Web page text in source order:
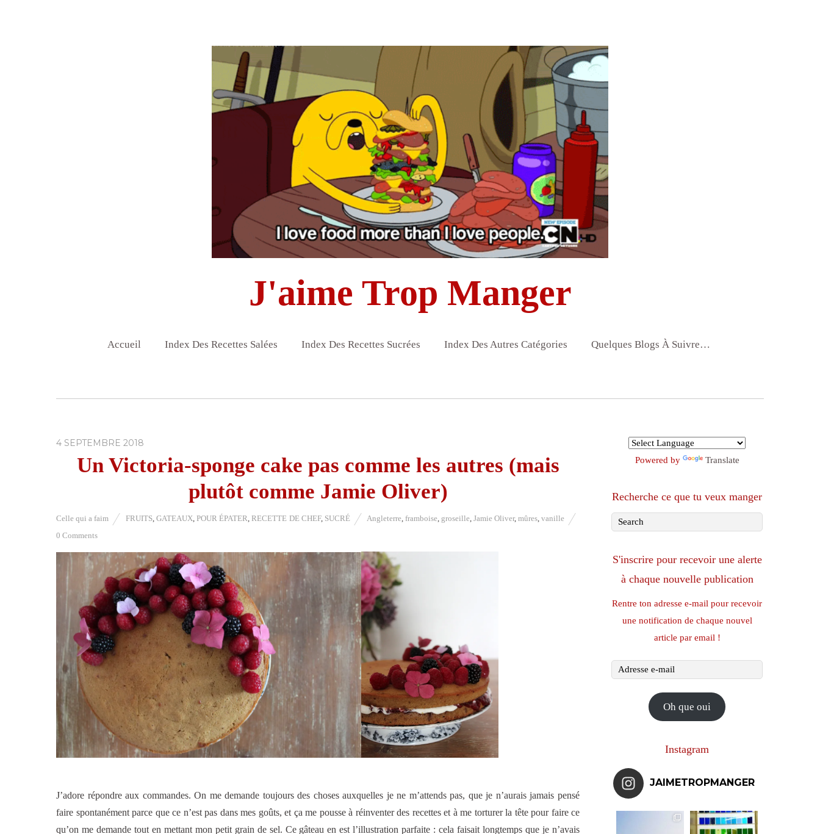
J'aime Trop Manger
Accueil Index Des Recettes Salées Index Des Recettes Sucrées Index Des Autres Catégories Quelques Blogs À Suivre…
4 SEPTEMBRE 2018
Un Victoria-sponge cake pas comme les autres (mais
plutôt comme Jamie Oliver)
Celle qui a faim FRUITS,GATEAUX,POUR ÉPATER,RECETTE DE CHEF, SUCRÉ Angleterre, framboise, groseille, Jamie Oliver,mûres,vanille
0 Comments
J’adore répondre aux commandes. On me demande toujours des choses auxquelles je ne m’attends pas, que je n’aurais jamais pensé
faire spontanément parce que ce n’est pas dans mes goûts, et ça me pousse à réinventer des recettes et à me torturer la tête pour faire ce
qu’on me demande tout en mettant mon petit grain de sel. Ce gâteau en est l’illustration parfaite : cela faisait longtemps que je n’avais
Powered by Translate
Recherche ce que tu veux manger
S'inscrire pour recevoir une alerte
à chaque nouvelle publication
Rentre ton adresse e-mail pour recevoir
une notification de chaque nouvel
article par email !
Adresse
Oh que oui
Instagram
JAIMETROPMANGER